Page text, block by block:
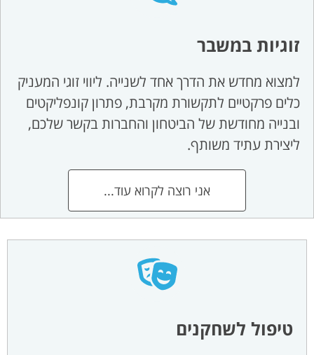
זוגיות במשבר
למצוא מחדש את הדרך אחד לשנייה. ליווי זוגי המעניק
כלים פרקטיים לתקשורת מקרבת, פתרון קונפליקטים
ובנייה מחודשת של הביטחון והחברות בקשר שלכם,
ליצירת עתיד משותף.
אני רוצה לקרוא עוד...
טיפול לשחקנים